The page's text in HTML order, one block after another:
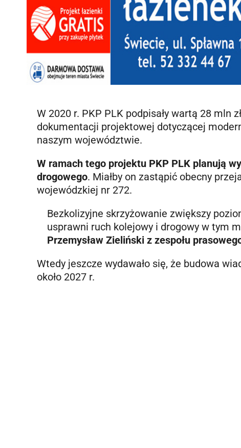
W 2020 r. PKP PLK podpisały wartą 28 mln
dokumentacji projektowej dotyczącej
naszym województwie.
W ramach tego projektu PKP PLK planują
drogowego. Miałby on zastąpić obecny
wojewódzkiej nr 272.
Bezkolizyjne skrzyżowanie zwiększy
usprawni ruch kolejowy i drogowy w tym
Przemysław Zieliński z zespołu
Wtedy jeszcze wydawało się, że budowa
około 2027 r.